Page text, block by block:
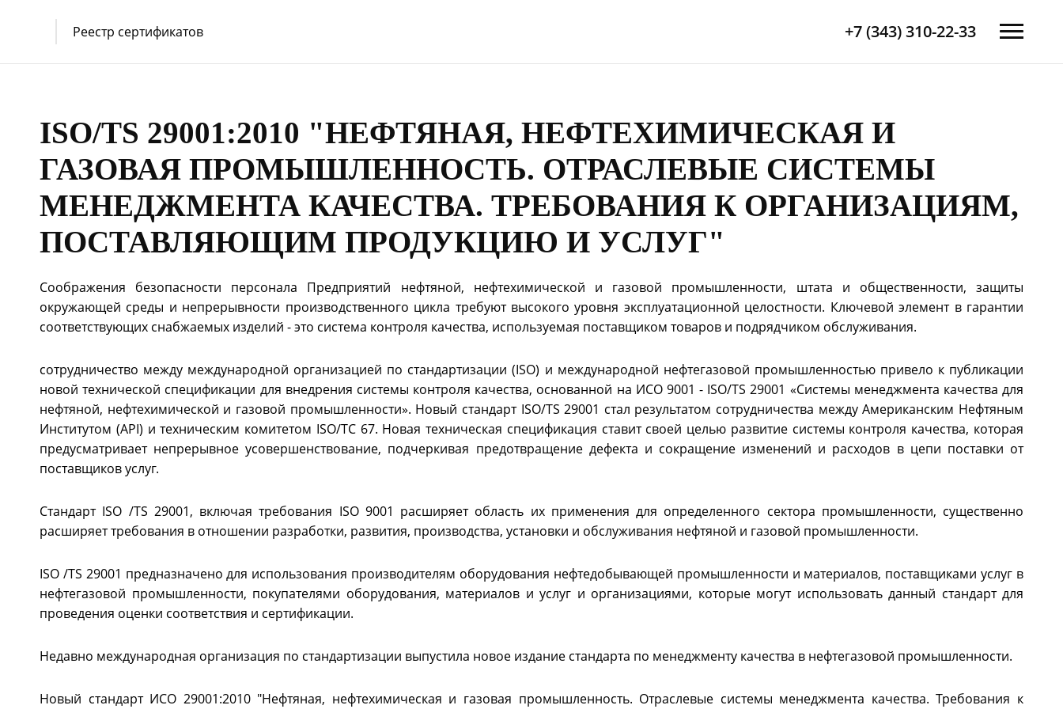
Реестр сертификатов +7 (343) 310-22-33
ISO/TS 29001:2010 "НЕФТЯНАЯ, НЕФТЕХИМИЧЕСКАЯ И
ГАЗОВАЯ ПРОМЫШЛЕННОСТЬ. ОТРАСЛЕВЫЕ СИСТЕМЫ
МЕНЕДЖМЕНТА КАЧЕСТВА. ТРЕБОВАНИЯ К ОРГАНИЗАЦИЯМ,
ПОСТАВЛЯЮЩИМ ПРОДУКЦИЮ И УСЛУГ"
Соображения безопасности персонала Предприятий нефтяной, нефтехимической и газовой промышленности, штата и общественности, защиты
окружающей среды и непрерывности производственного цикла требуют высокого уровня эксплуатационной целостности. Ключевой элемент в гарантии
соответствующих снабжаемых изделий - это система контроля качества, используемая поставщиком товаров и подрядчиком обслуживания.
сотрудничество между международной организацией по стандартизации (ISO) и международной нефтегазовой промышленностью привело к публикации
новой технической спецификации для внедрения системы контроля качества, основанной на ИСО 9001 - ISO/TS 29001 «Системы менеджмента качества для
нефтяной, нефтехимической и газовой промышленности». Новый стандарт ISO/TS 29001 стал результатом сотрудничества между Американским Нефтяным
Институтом (API) и техническим комитетом ISO/TC 67. Новая техническая спецификация ставит своей целью развитие системы контроля качества, которая
предусматривает непрерывное усовершенствование, подчеркивая предотвращение дефекта и сокращение изменений и расходов в цепи поставки от
поставщиков услуг.
Стандарт ISO /ТS 29001, включая требования ISO 9001 расширяет область их применения для определенного сектора промышленности, существенно
расширяет требования в отношении разработки, развития, производства, установки и обслуживания нефтяной и газовой промышленности.
ISO /ТS 29001 предназначено для использования производителям оборудования нефтедобывающей промышленности и материалов, поставщиками услуг в
нефтегазовой промышленности, покупателями оборудования, материалов и услуг и организациями, которые могут использовать данный стандарт для
проведения оценки соответствия и сертификации.
Недавно международная организация по стандартизации выпустила новое издание стандарта по менеджменту качества в нефтегазовой промышленности.
Новый стандарт ИСО 29001:2010 "Нефтяная, нефтехимическая и газовая промышленность. Отраслевые системы менеджмента качества. Требования к